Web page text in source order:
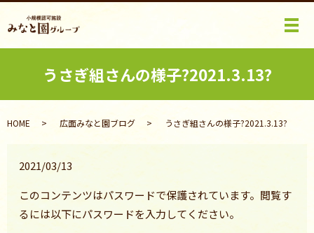
メ
うさぎ組さんの様子?2021.3.13?
HOME 広面みなと園ブログ うさぎ組さんの様子?2021.3.13?
2021/03/13
このコンテンツはパスワードで保護されています。閲覧す
るには以下にパスワードを入力してください。